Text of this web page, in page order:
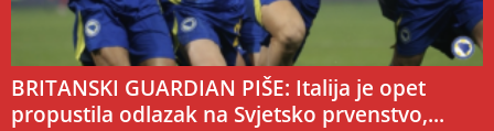
BRITANSKI GUARDIAN PIŠE: Italija je opet
propustila odlazak na Svjetsko prvenstvo,...